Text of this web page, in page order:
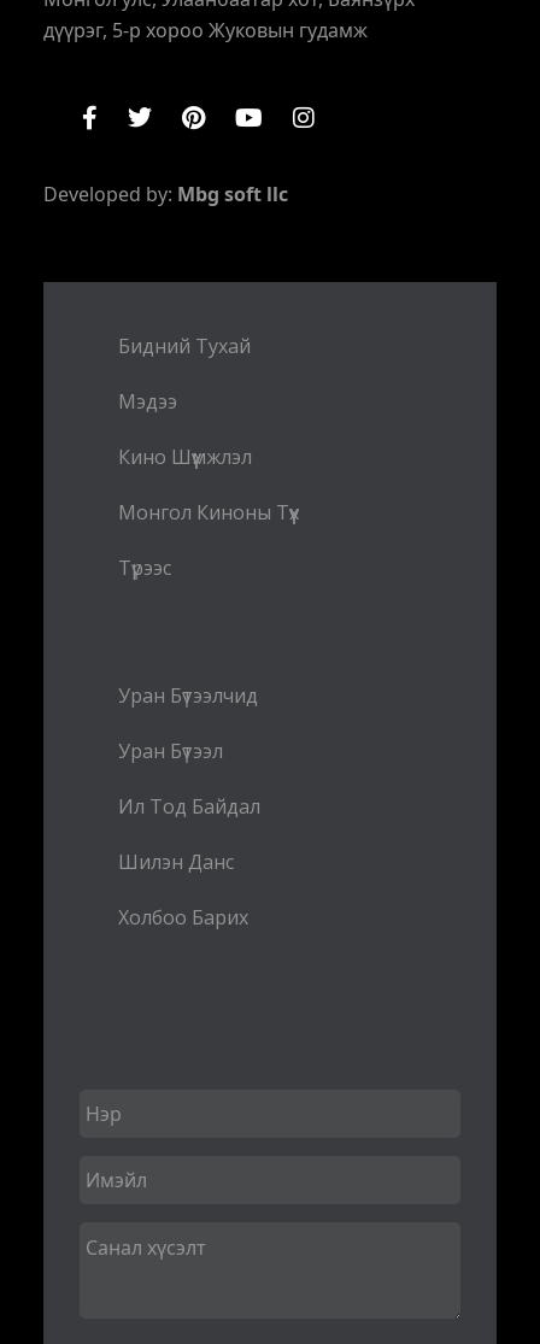
дүүрэг, 5-р хороо Жуковын гудамж
Developed by: Mbg soft llc
Бидний Тухай
Мэдээ
Кино Шүүмжлэл
Монгол Киноны Түүх
Түрээс
Уран Бүтээлчид
Уран Бүтээл
Ил Тод Байдал
Шилэн Данс
Холбоо Барих